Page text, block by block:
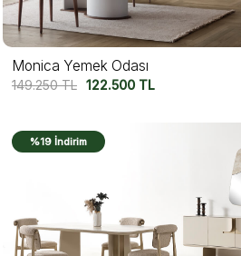
Monica Yemek Odası
149.250TL 122.500 TL
%19 İndirim